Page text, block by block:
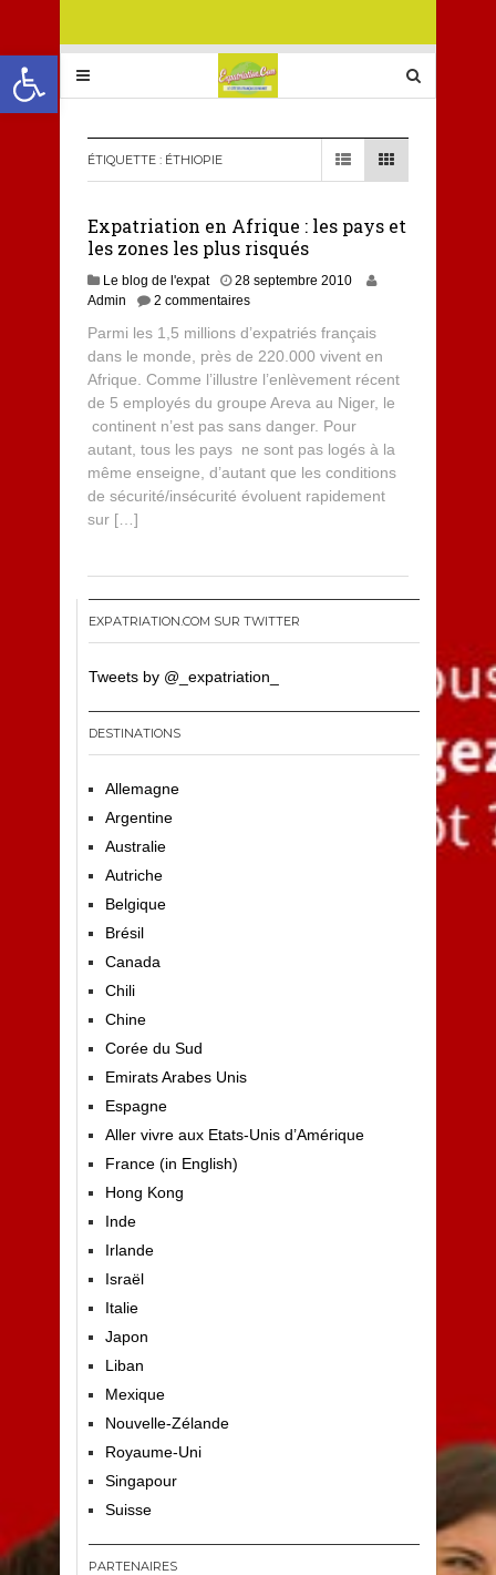
Ouvrir la barre d’outils
ÉTIQUETTE : ÉTHIOPIE
Expatriation en Afrique : les pays et
les zones les plus risqués
Le blog de l'expat
28 septembre 2010
Admin
2 commentaires
Parmi les 1,5 millions d’expatriés français
dans le monde, près de 220.000 vivent en
Afrique. Comme l’illustre l’enlèvement récent
de 5 employés du groupe Areva au Niger, le
continent n’est pas sans danger. Pour
autant, tous les pays ne sont pas logés à la
même enseigne, d’autant que les conditions
de sécurité/insécurité évoluent rapidement
sur […]
EXPATRIATION.COM SUR TWITTER
Tweets by @_expatriation_
DESTINATIONS
Allemagne
Argentine
Australie
Autriche
Belgique
Brésil
Canada
Chili
Chine
Corée du Sud
Emirats Arabes Unis
Espagne
Aller vivre aux Etats-Unis d’Amérique
France (in English)
Hong Kong
Inde
Irlande
Israël
Italie
Japon
Liban
Mexique
Nouvelle-Zélande
Royaume-Uni
Singapour
Suisse
PARTENAIRES